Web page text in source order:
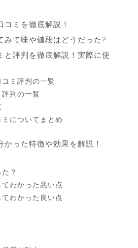
ミを徹底解説！
て味や値段はどうだった?
評判を徹底解説！実際に使
ミ評判の一覧
判の一覧
についてまとめ
った特徴や効果を解説！
？
わかった悪い点
わかった良い点